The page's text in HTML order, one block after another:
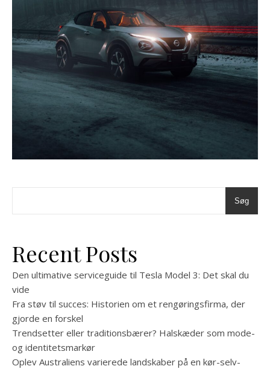
Søg
Recent Posts
Den ultimative serviceguide til Tesla Model 3: Det skal du
vide
Fra støv til succes: Historien om et rengøringsfirma, der
gjorde en forskel
Trendsetter eller traditionsbærer? Halskæder som mode-
og identitetsmarkør
Oplev Australiens varierede landskaber på en kør-selv-